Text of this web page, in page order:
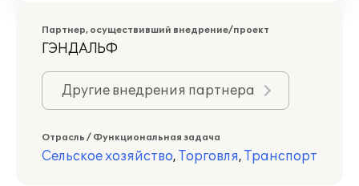
Партнер, осуществивший внедрение/проект
ГЭНДАЛЬФ
Другие внедрения партнера
Отрасль / Функциональная задача
Сельское хозяйство, Торговля, Транспорт